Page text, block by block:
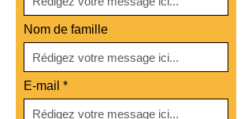
Nom de famille
E-mail